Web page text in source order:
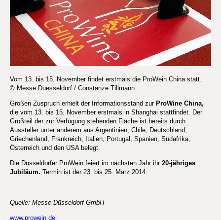
Vom 13. bis 15. November findet erstmals die ProWein China statt.
© Messe Duesseldorf / Constanze Tillmann
Großen Zuspruch erhielt der Informationsstand zurProWine China,
die vom 13. bis 15. November erstmals in Shanghai stattfindet. Der
Großteil der zur Verfügung stehenden Fläche ist bereits durch
Aussteller unter anderem aus Argentinien, Chile, Deutschland,
Griechenland, Frankreich, Italien, Portugal, Spanien, Südafrika,
Österreich und den USA belegt.
Die Düsseldorfer ProWein feiert im nächsten Jahr ihr 20-jähriges
Jubiläum. Termin ist der 23. bis 25. März 2014.
Quelle: Messe Düsseldorf GmbH
www.prowein.de